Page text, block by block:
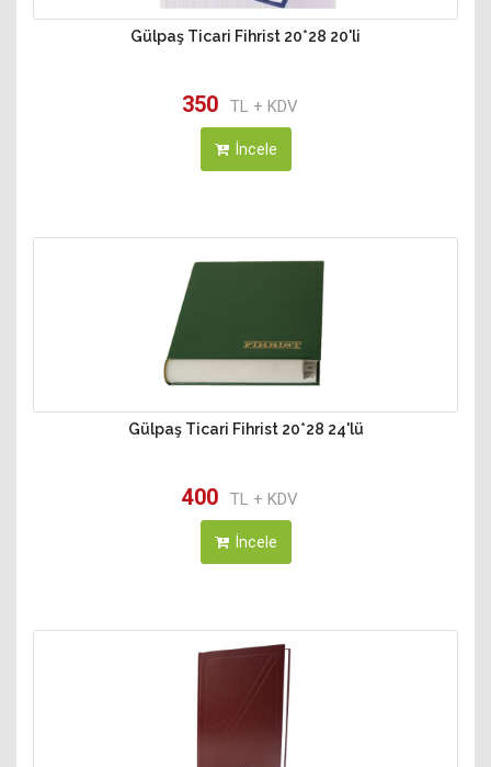
Gülpaş Ticari Fihrist 20*28 20'li
350 TL + KDV
İncele
Gülpaş Ticari Fihrist 20*28 24'lü
400 TL + KDV
İncele